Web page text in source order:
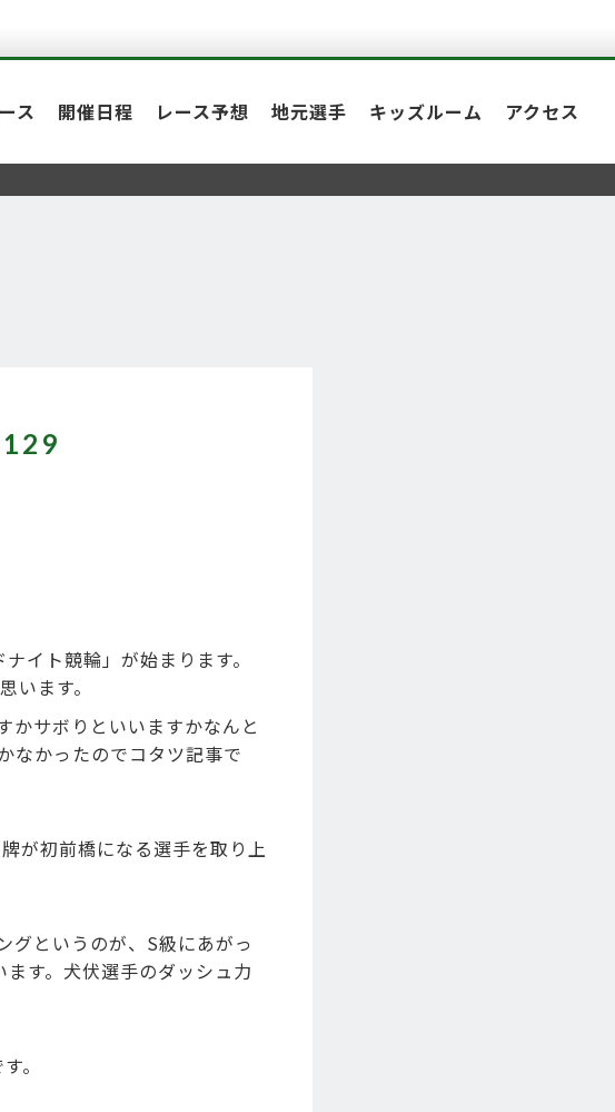
ス 開催日程 レース予想 地元選手 キッズルーム アクセス
イト競輪」が始まります。
います。
かサボりといいますかなんと
なかったのでコタツ記事で
が初前橋になる選手を取り上
グというのが、S級にあがっ
す。犬伏選手のダッシュ力
。